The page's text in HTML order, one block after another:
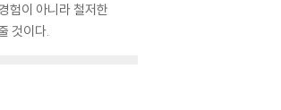
험이 아니라 철저한
것이다.